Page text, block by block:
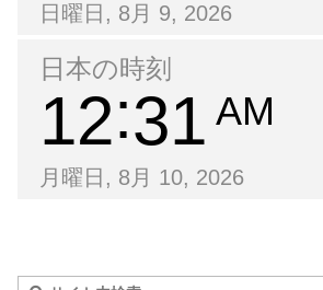
日曜日, 8月 9, 2026
日本の時刻
12 31 AM
月曜日, 8月 10, 2026